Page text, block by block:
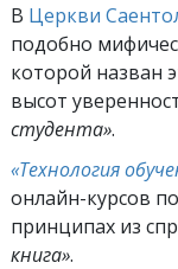
В Церкви
подобно
которой назван
высот
студента».
«Технология
онлайн-курсов
принципах из
книга».